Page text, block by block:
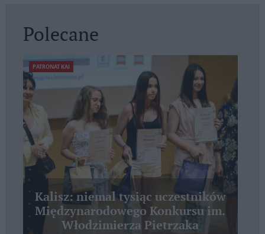
Polecane
PATRONAT KAI
Kalisz: niemal tysiąc uczestników
Międzynarodowego Konkursu im.
Włodzimierza Pietrzaka